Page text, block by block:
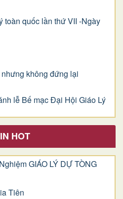
toàn quốc lần thứ VII -Ngày
không đứng lại
lễ Bế mạc Đại Hội Giáo Lý
HOT
GIÁO LÝ DỰ TÒNG
Tiên